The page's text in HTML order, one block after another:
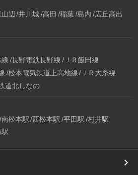
辺 井川城 高田 稲葉 島内 広丘高出
長野電鉄長野線 ＪＲ飯田線
松本電気鉄道上高地線
ＪＲ大糸線
道北しなの
南松本駅 西松本駅 平田駅 村井駅